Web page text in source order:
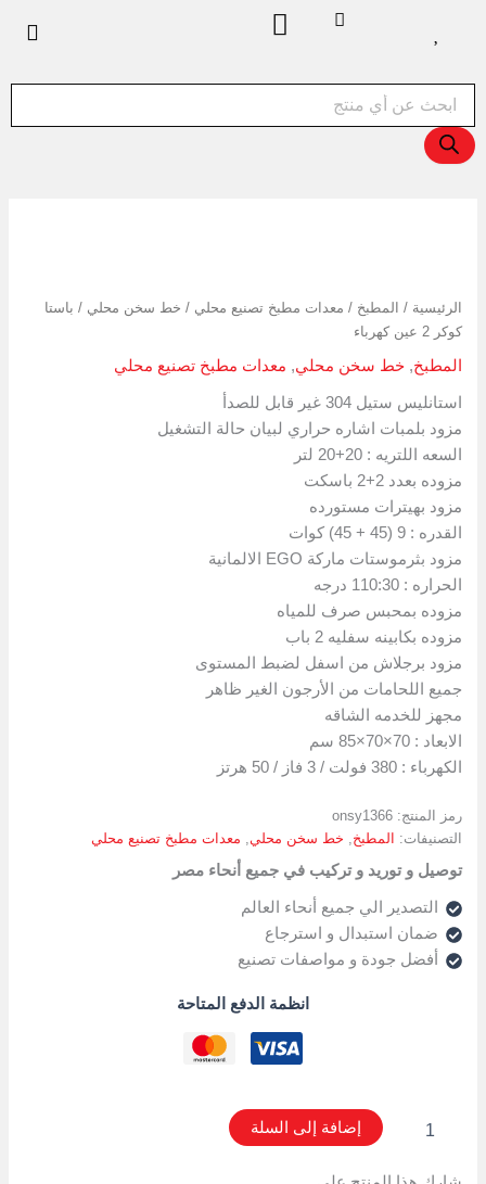
search
الرئيسية / المطبخ / معدات مطبخ تصنيع محلي / خط سخن محلي / باستا
كوكر 2 عين كهرباء
المطبخ,خط سخن محلي, معدات مطبخ تصنيع محلي
استانليس ستيل 304 غير قابل للصدأ
مزود بلمبات اشاره حراري لبيان حالة التشغيل
السعه اللتريه : 20+20 لتر
مزوده بعدد 2+2 باسكت
مزود بهيترات مستورده
القدره : 9 (45 + 45) كوات
مزود بثرموستات ماركة EGO الالمانية
الحراره : 110:30 درجه
مزوده بمحبس صرف للمياه
مزوده بكابينه سفليه 2 باب
مزود برجلاش من اسفل لضبط المستوى
جميع اللحامات من الأرجون الغير ظاهر
مجهز للخدمه الشاقه
الابعاد : 70×70×85 سم
الكهرباء : 380 فولت / 3 فاز / 50 هرتز
رمز المنتج:onsy1366
التصنيفات: المطبخ خط سخن محلي معدات مطبخ تصنيع محلي
توصيل و توريد و تركيب في جميع أنحاء مصر
التصدير الي جميع أنحاء العالم
ضمان استبدال و استرجاع
أفضل جودة و مواصفات تصنيع
انظمة الدفع المتاحة
عين
كهرباء
إضافة إلى السلة